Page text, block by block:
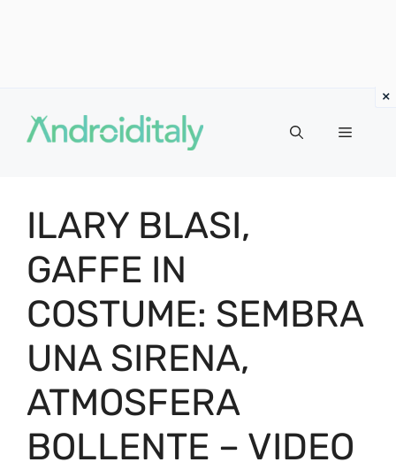
contenuto
MENU
ILARY BLASI,
GAFFE IN
COSTUME: SEMBRA
UNA SIRENA,
ATMOSFERA
BOLLENTE – VIDEO